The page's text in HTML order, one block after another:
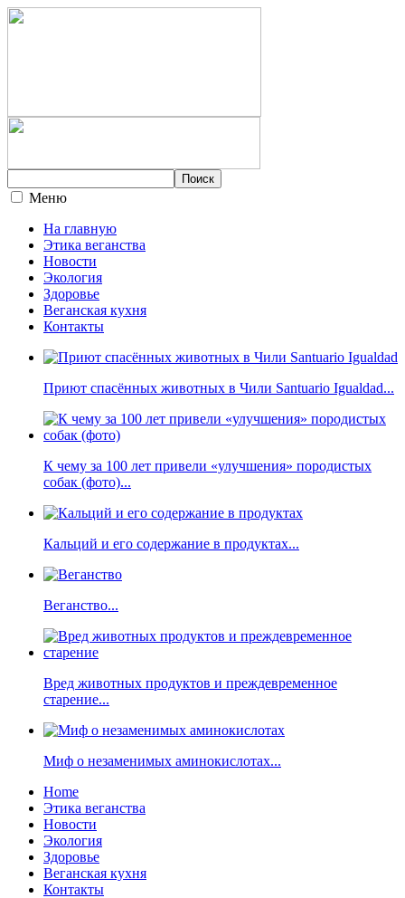
Меню
На главную
Этика веганства
Новости
Экология
Здоровье
Веганская кухня
Контакты
Приют спасённых животных в Чили Santuario Igualdad...
К чему за 100 лет привели «улучшения» породистых
собак (фото)...
Кальций и его содержание в продуктах...
Веганство...
Вред животных продуктов и преждевременное
старение...
Миф о незаменимых аминокислотах...
Home
Этика веганства
Новости
Экология
Здоровье
Веганская кухня
Контакты